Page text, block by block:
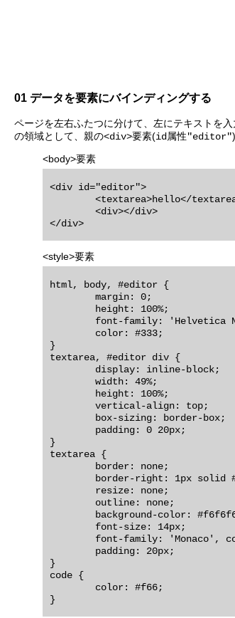
01 データを要素にバインディングする
ページを左右ふたつに分けて、左にテキストを
の領域として、親の<div>要素(id 属性"editor"
<body>要素
<div id="editor">
<style>要素
html, body, #editor {
}
textarea, #editor div {
}
textarea {
}
code {